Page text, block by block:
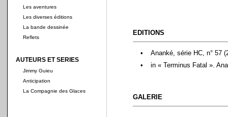
Les aventures
Les diverses éditions
La bande dessinée
Reflets
AUTEURS ET SERIES
Jimmy Guieu
Anticipation
La Compagnie des Glaces
EDITIONS
•
Ananké, série HC, n° 57
•
in « Terminus Fatal ».
GALERIE